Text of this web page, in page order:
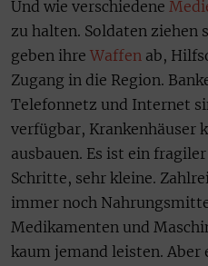
Und wie verschiedene
zu halten. Soldaten ziehen
geben ihre Waffen ab,
Zugang in die Region.
Telefonnetz und Internet
verfügbar, Krankenhäuser
ausbauen. Es ist ein
Schritte, sehr kleine.
immer noch
Medikamenten und
kaum jemand leisten. Aber